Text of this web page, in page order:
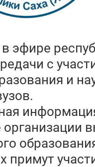
эфире
с
и
примут